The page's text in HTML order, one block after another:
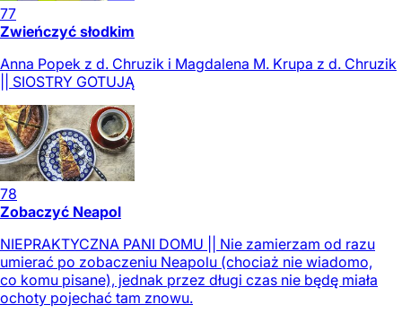
77
Zwieńczyć słodkim
Anna Popek z d. Chruzik i Magdalena M. Krupa z d. Chruzik
|| SIOSTRY GOTUJĄ
78
Zobaczyć Neapol
NIEPRAKTYCZNA PANI DOMU || Nie zamierzam od razu
umierać po zobaczeniu Neapolu (chociaż nie wiadomo,
co komu pisane), jednak przez długi czas nie będę miała
ochoty pojechać tam znowu.